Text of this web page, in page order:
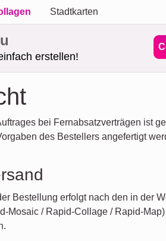
Stadtkarten
erstellen!
bei Fernabsatzverträgen ist
des Bestellers angefertigt
Bestellung erfolgt nach den in der
Mosaic / Rapid-Collage / Rapid-